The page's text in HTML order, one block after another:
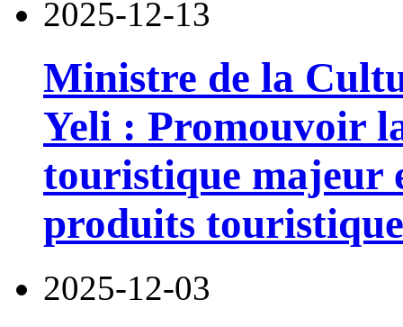
2025-12-13
Ministre de la
Yeli : Promouvoir
touristique majeur
produits
2025-12-03